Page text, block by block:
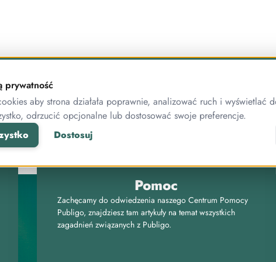
NOWOŚCI
Pomoc
Zachęcamy do odwiedzenia naszego Centrum Pomocy
Publigo, znajdziesz tam artykuły na temat wszystkich
zagadnień związanych z Publigo.
prywatność
aby strona działała poprawnie, analizować ruch i wyświetlać
odrzucić opcjonalne lub dostosować swoje preferencje.
Dostosuj